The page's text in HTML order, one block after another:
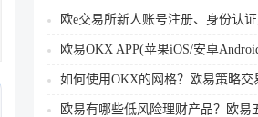
欧e交易所新人账号注册、身份认证及安全设置
欧易OKX APP(苹果iOS/安卓Android)下载图
如何使用OKX的网格？欧易策略交易现货网格新手操
欧易有哪些低风险理财产品？欧易五大低风险理财产品详